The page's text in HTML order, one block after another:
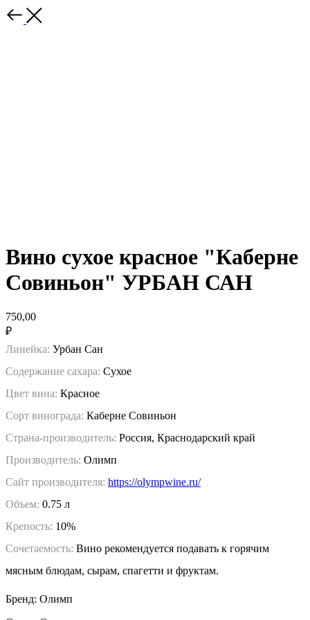
Вино сухое красное "Каберне
Совиньон" УРБАН САН
750,00
₽
Линейка: Урбан Сан
Содержание сахара: Сухое
Цвет вина: Красное
Сорт винограда: Каберне Совиньон
Страна-производитель: Россия, Краснодарский край
Производитель: Олимп
Сайт производителя: https://olympwine.ru/
Объем: 0.75 л
Крепость: 10%
Сочетаемость: Вино рекомендуется подавать к горячим
мясным блюдам, сырам, спагетти и фруктам.
Бренд: Олимп